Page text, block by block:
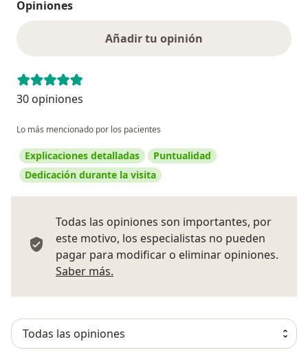
Opiniones
Añadir tu opinión
30 opiniones
Lo más mencionado por los pacientes
Explicaciones detalladas
Puntualidad
Dedicación durante la visita
Todas las opiniones son importantes, por
este motivo, los especialistas no pueden
pagar para modificar o eliminar opiniones.
Saber más.